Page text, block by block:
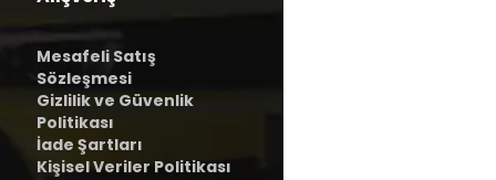
Mesafeli Satış
Sözleşmesi
Gizlilik ve Güvenlik
Politikası
İade Şartları
Kişisel Veriler Politikası